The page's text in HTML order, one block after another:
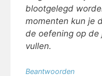
blootgelegd
momenten kun je
de oefening op de
vullen.
Beantwoorden